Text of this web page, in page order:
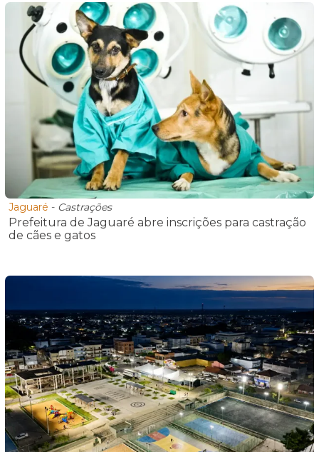
Jaguaré - Castrações
Prefeitura de Jaguaré abre inscrições para castração
de cães e gatos